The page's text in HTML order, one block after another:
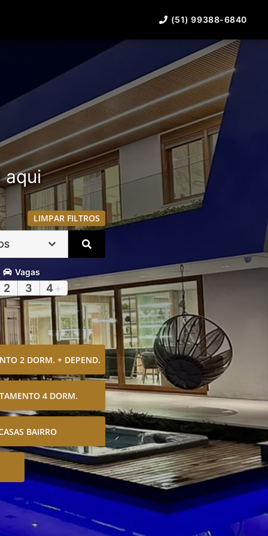
(51) 99388-6840
aqui
LIMPAR FILTROS
Vagas
2 3 4 +
2 DORM. + DEPEND.
4 DORM.
BAIRRO